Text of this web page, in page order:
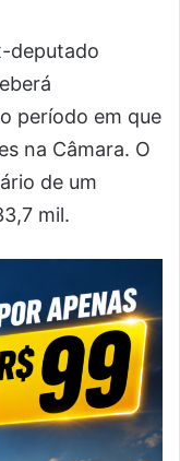
deputado
período em que
na Câmara. O
de um
mil.